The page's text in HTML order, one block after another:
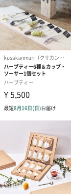
生花
生花のブーケを同
※9-15時にご注文
も1日遅くなります。
シーズンブーケ（
わり）（1,880円）